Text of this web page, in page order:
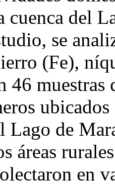
cuenca del
se
(Fe),
muestras
Lago de
áreas
en